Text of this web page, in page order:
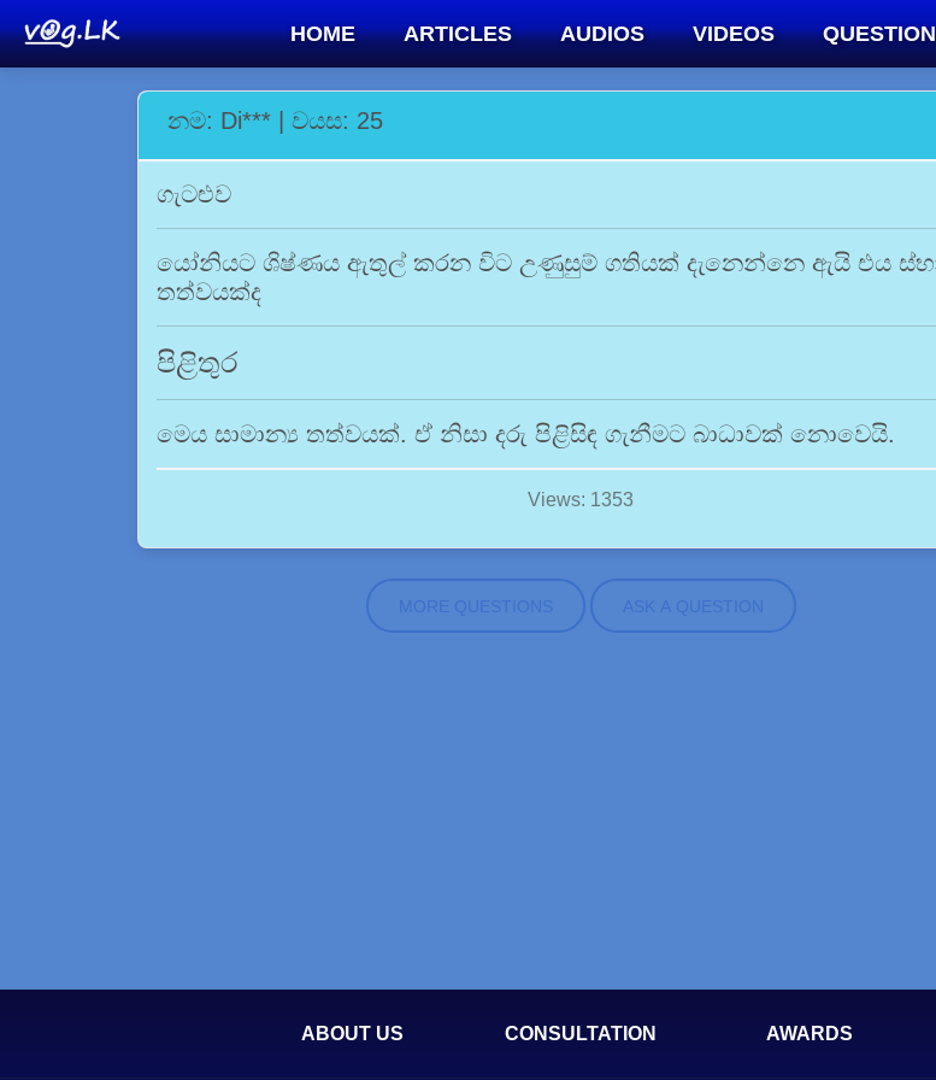
HOME ARTICLES AUDIOS VIDEOS
නම: Di*** | වයස: 25
ගැටළුව
යෝනියට ශිෂ්ණය ඇතුල් කරන විට උණුසුම් ගතියක් දැනෙන්නෙ ඇයි එය
තත්වයක්ද
පිළිතුර
මෙය සාමාන්‍ය තත්වයක්. ඒ නිසා දරු පිළිසිඳ ගැනීමට බාධාවක් නොවෙයි.
Views: 1353
MORE QUESTIONS ASK A QUESTION
ABOUT US CONSULTATION AWARDS